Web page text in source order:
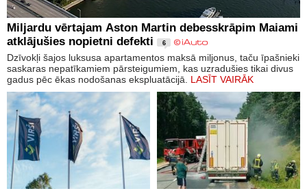
Miljardu vērtajam Aston Martin debesskrāpim Maiami
atklājušies nopietni defekti
6
Dzīvokļi šajos luksusa apartamentos maksā miljonus, taču īpašnieki
saskaras nepatīkamiem pārsteigumiem, kas uzradušies tikai divus
gadus pēc ēkas nodošanas ekspluatācijā. LASĪT VAIRĀK